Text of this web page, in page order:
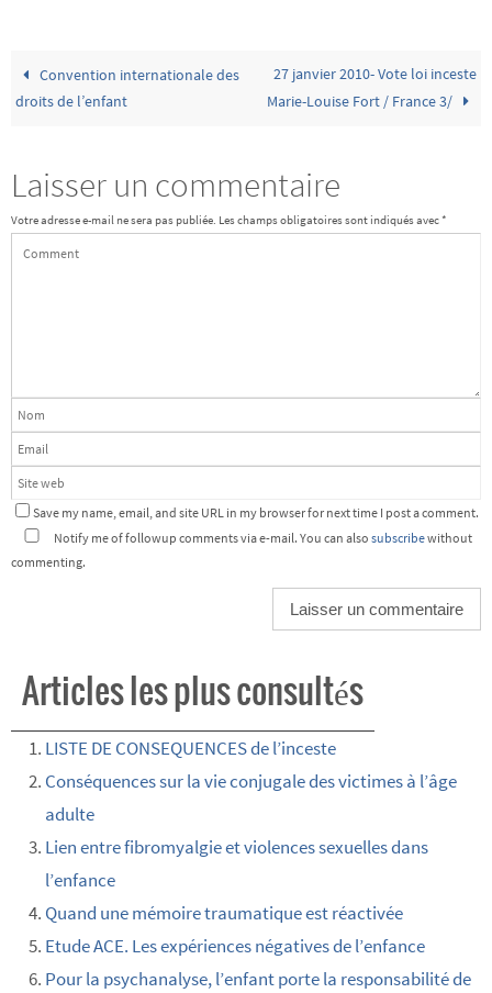
Convention internationale des
droits de l’enfant
27 janvier 2010- Vote loi inceste
Marie-Louise Fort / France 3/
Laisser un commentaire
Votre adresse e-mail ne sera pas publiée. Les champs obligatoires sont indiqués avec*
Save my name, email, and site URL in my browser for next time I post a comment.
Notify me of followup comments via e-mail. You can also subscribewithout
commenting.
Articles les plus consultés
LISTE DE CONSEQUENCES de l’inceste
Conséquences sur la vie conjugale des victimes à l’âge
adulte
Lien entre fibromyalgie et violences sexuelles dans
l’enfance
Quand une mémoire traumatique est réactivée
Etude ACE. Les expériences négatives de l’enfance
Pour la psychanalyse, l’enfant porte la responsabilité de